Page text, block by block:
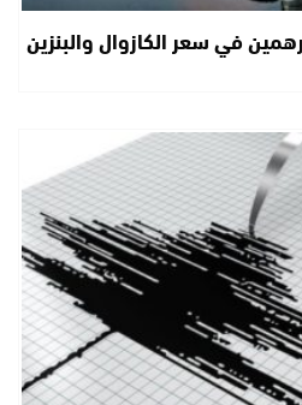
في سعر الكازوال والبنزين